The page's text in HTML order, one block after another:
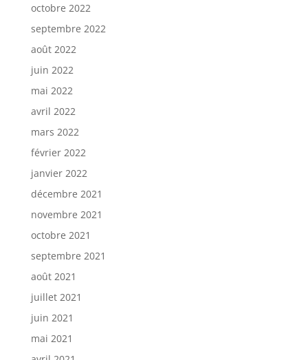
octobre 2022
septembre 2022
août 2022
juin 2022
mai 2022
avril 2022
mars 2022
février 2022
janvier 2022
décembre 2021
novembre 2021
octobre 2021
septembre 2021
août 2021
juillet 2021
juin 2021
mai 2021